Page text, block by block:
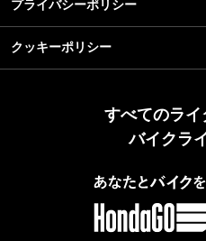
プライバシーポリシー
クッキーポリシー
すべてのラ
バイクラ